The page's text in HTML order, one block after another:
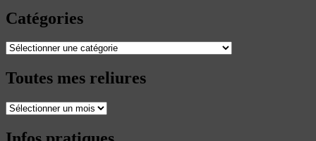
Catégories
Catégories
Toutes mes reliures
Toutes
reliures